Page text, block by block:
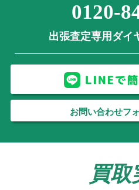
0120-
出張査定専用ダイ
お問い合わせフ
買取